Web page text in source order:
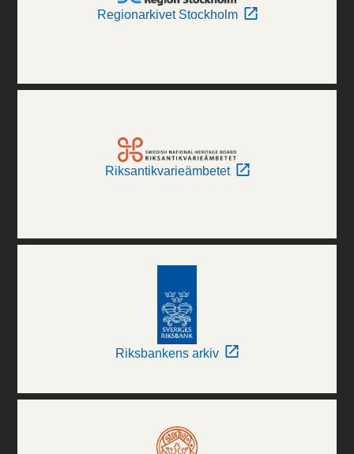
Regionarkivet Stockholm
Riksantikvarieämbetet
Riksbankens arkiv